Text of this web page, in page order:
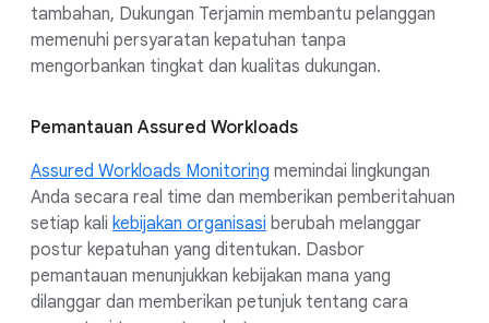
tambahan, Dukungan Terjamin membantu pelanggan
memenuhi persyaratan kepatuhan tanpa
mengorbankan tingkat dan kualitas dukungan.
Pemantauan Assured Workloads
Assured Workloads Monitoring memindai lingkungan
Anda secara real time dan memberikan pemberitahuan
setiap kali kebijakan organisasi berubah melanggar
postur kepatuhan yang ditentukan. Dasbor
pemantauan menunjukkan kebijakan mana yang
dilanggar dan memberikan petunjuk tentang cara